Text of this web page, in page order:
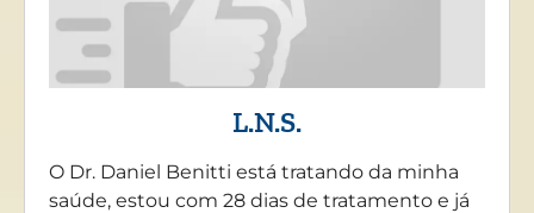
L.N.S.
O Dr. Daniel Benitti está tratando da minha
saúde, estou com 28 dias de tratamento e já